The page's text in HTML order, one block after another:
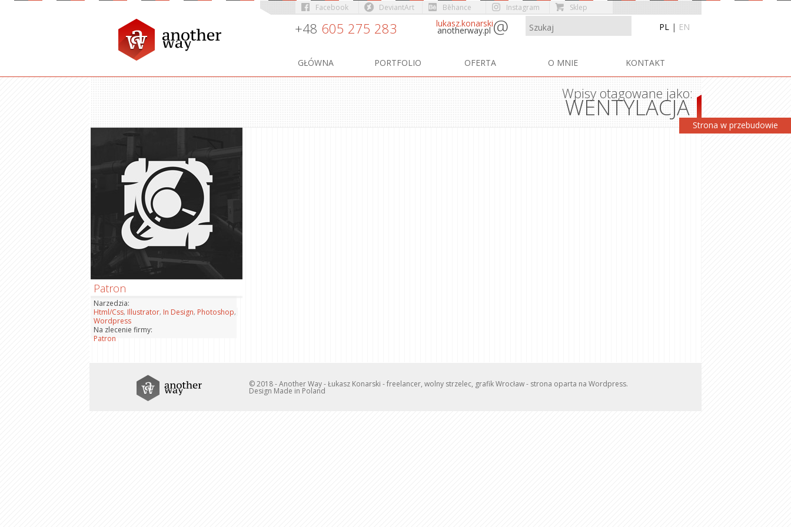
Facebook DeviantArt Bēhance Instagram Sklep
+48 605 275 283 lukasz.konarski@
anotherway.pl PL | EN
GŁÓWNA PORTFOLIO OFERTA O MNIE KONTAKT
Strona w przebudowie
Wpisy otagowane jako:
WENTYLACJA
Patron
Narzedzia:
Html/Css, Illustrator, In Design, Photoshop,
Wordpress
Na zlecenie firmy:
Patron
© 2018 - Another Way - Łukasz Konarski - freelancer, wolny strzelec, grafik Wrocław - strona oparta na Wordpress.
Design Made in Poland